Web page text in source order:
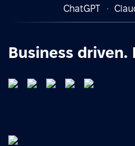
ChatGPT
Business driven.